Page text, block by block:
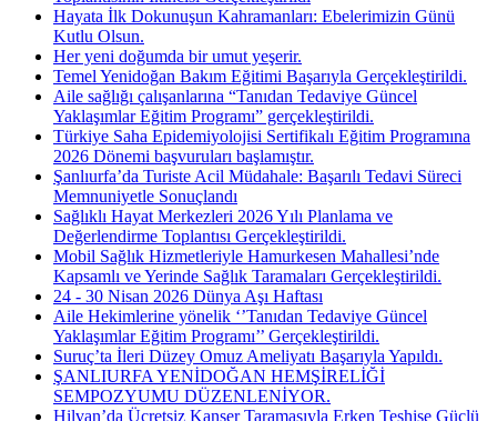
Hayata İlk Dokunuşun Kahramanları: Ebelerimizin Günü
Kutlu Olsun.
Her yeni doğumda bir umut yeşerir.
Temel Yenidoğan Bakım Eğitimi Başarıyla Gerçekleştirildi.
Aile sağlığı çalışanlarına “Tanıdan Tedaviye Güncel
Yaklaşımlar Eğitim Programı” gerçekleştirildi.
Türkiye Saha Epidemiyolojisi Sertifikalı Eğitim Programına
2026 Dönemi başvuruları başlamıştır.
Şanlıurfa’da Turiste Acil Müdahale: Başarılı Tedavi Süreci
Memnuniyetle Sonuçlandı
Sağlıklı Hayat Merkezleri 2026 Yılı Planlama ve
Değerlendirme Toplantısı Gerçekleştirildi.
Mobil Sağlık Hizmetleriyle Hamurkesen Mahallesi’nde
Kapsamlı ve Yerinde Sağlık Taramaları Gerçekleştirildi.
24 - 30 Nisan 2026 Dünya Aşı Haftası
Aile Hekimlerine yönelik ‘’Tanıdan Tedaviye Güncel
Yaklaşımlar Eğitim Programı’’ Gerçekleştirildi.
Suruç’ta İleri Düzey Omuz Ameliyatı Başarıyla Yapıldı.
ŞANLIURFA YENİDOĞAN HEMŞİRELİĞİ
SEMPOZYUMU DÜZENLENİYOR.
Hilvan’da Ücretsiz Kanser Taramasıyla Erken Teşhise Güçlü